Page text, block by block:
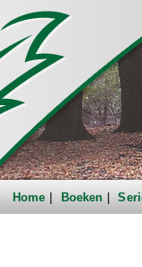
Home Boeken